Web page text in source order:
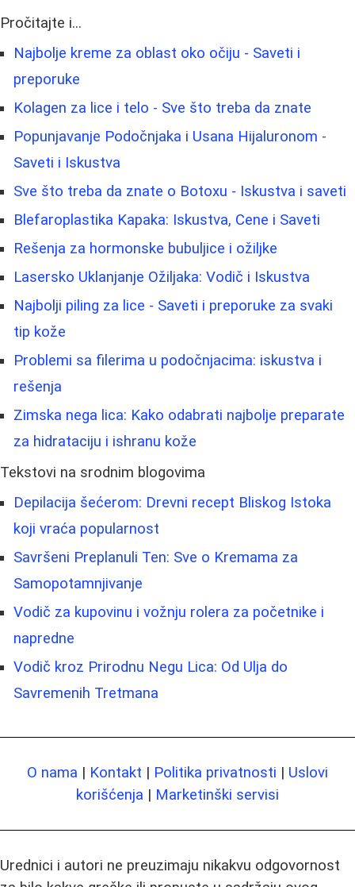
Pročitajte i...
Najbolje kreme za oblast oko očiju - Saveti i
preporuke
Kolagen za lice i telo - Sve što treba da znate
Popunjavanje Podočnjaka i Usana Hijaluronom -
Saveti i Iskustva
Sve što treba da znate o Botoxu - Iskustva i saveti
Blefaroplastika Kapaka: Iskustva, Cene i Saveti
Rešenja za hormonske bubuljice i ožiljke
Lasersko Uklanjanje Ožiljaka: Vodič i Iskustva
Najbolji piling za lice - Saveti i preporuke za svaki
tip kože
Problemi sa filerima u podočnjacima: iskustva i
rešenja
Zimska nega lica: Kako odabrati najbolje preparate
za hidrataciju i ishranu kože
Tekstovi na srodnim blogovima
Depilacija šećerom: Drevni recept Bliskog Istoka
koji vraća popularnost
Savršeni Preplanuli Ten: Sve o Kremama za
Samopotamnjivanje
Vodič za kupovinu i vožnju rolera za početnike i
napredne
Vodič kroz Prirodnu Negu Lica: Od Ulja do
Savremenih Tretmana
O nama | Kontakt | Politika privatnosti | Uslovi
korišćenja | Marketinški servisi
Urednici i autori ne preuzimaju nikakvu odgovornost